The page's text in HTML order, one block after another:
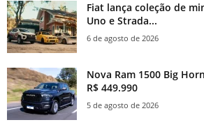
Fiat lança coleção de
Uno e Strada...
6 de agosto de 2026
Nova Ram 1500 Big
R$ 449.990
5 de agosto de 2026